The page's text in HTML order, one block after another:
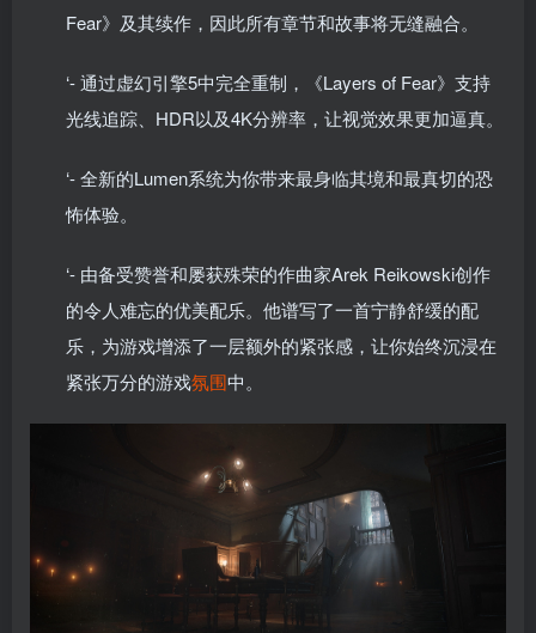
Fear》及其续作，因此所有章节和故事将无缝融合。
‘- 通过虚幻引擎5中完全重制，《Layers of Fear》支持
光线追踪、HDR以及4K分辨率，让视觉效果更加逼真。
‘- 全新的Lumen系统为你带来最身临其境和最真切的恐
怖体验。
‘- 由备受赞誉和屡获殊荣的作曲家Arek Reikowski创作
的令人难忘的优美配乐。他谱写了一首宁静舒缓的配
乐，为游戏增添了一层额外的紧张感，让你始终沉浸在
紧张万分的游戏氛围中。